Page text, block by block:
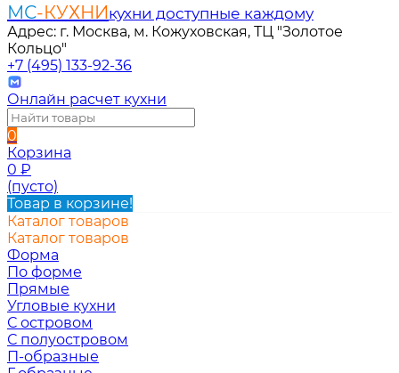
МС-КУХНИкухни доступные каждому
Адрес: г. Москва, м. Кожуховская, ТЦ "Золотое
Кольцо"
+7 (495) 133-92-36
Онлайн расчет кухни
0
Корзина
0 ₽
(пусто)
Товар в корзине!
Каталог товаров
Каталог товаров
Форма
По форме
Прямые
Угловые кухни
С островом
С полуостровом
П-образные